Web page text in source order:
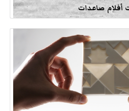
أفلام صاعدات